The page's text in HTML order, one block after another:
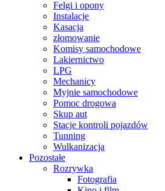
Felgi i opony
Instalacje
Kasacja
złomowanie
Komisy samochodowe
Lakiernictwo
LPG
Mechanicy
Myjnie samochodowe
Pomoc drogowa
Skup aut
Stacje kontroli pojazdów
Tunning
Wulkanizacja
Pozostałe
Rozrywka
Fotografia